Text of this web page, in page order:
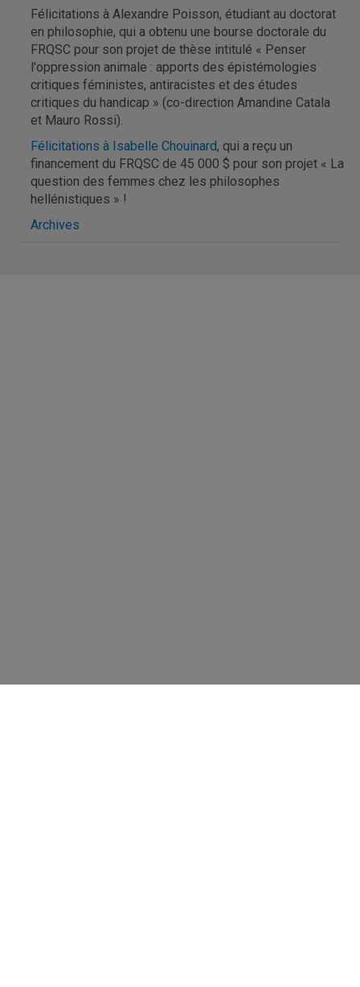
Félicitations à Alexandre Poisson, étudiant au doctorat
en philosophie, qui a obtenu une bourse doctorale du
FRQSC pour son projet de thèse intitulé « Penser
l'oppression animale : apports des épistémologies
critiques féministes, antiracistes et des études
critiques du handicap » (co-direction Amandine Catala
et Mauro Rossi).
Félicitations à Isabelle Chouinard, qui a reçu un
financement du FRQSC de 45 000 $ pour son projet « La
question des femmes chez les philosophes
hellénistiques » !
Archives